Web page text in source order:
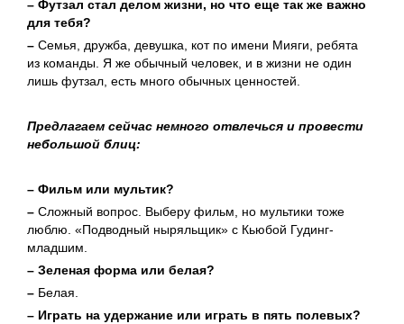
– Футзал стал делом жизни, но что еще так же важно
для тебя?
– Семья, дружба, девушка, кот по имени Мияги, ребята
из команды. Я же обычный человек, и в жизни не один
лишь футзал, есть много обычных ценностей.
Предлагаем сейчас немного отвлечься и провести
небольшой блиц:
– Фильм или мультик?
– Сложный вопрос. Выберу фильм, но мультики тоже
люблю. «Подводный ныряльщик» с Кьюбой Гудинг-
младшим.
– Зеленая форма или белая?
– Белая.
– Играть на удержание или играть в пять полевых?